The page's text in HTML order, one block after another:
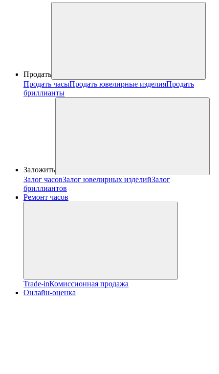
Продать
Продать часыПродать ювелирные изделияПродать
бриллианты
Заложить
Залог часовЗалог ювелирных изделийЗалог
бриллиантов
Ремонт часов
Trade-inКомиссионная продажа
Онлайн-оценка